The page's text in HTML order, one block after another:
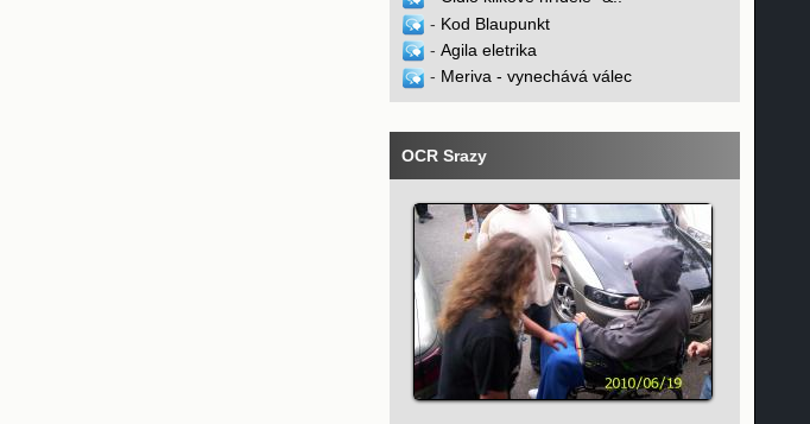
- Kod Blaupunkt
- Agila eletrika
- Meriva - vynechává válec
OCR Srazy